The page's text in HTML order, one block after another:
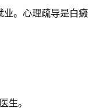
。心理疏导是白
生。